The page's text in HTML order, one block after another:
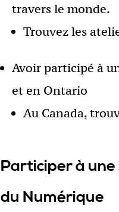
travers le monde.
Trouvez les
Avoir participé à
et en Ontario
Au Canada,
Participer à une
du Numérique